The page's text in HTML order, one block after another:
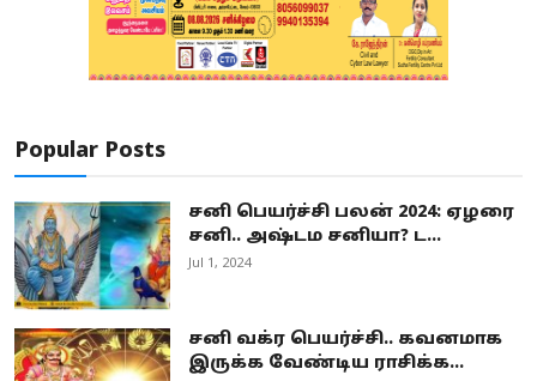
Popular Posts
சனி பெயர்ச்சி பலன் 2024: ஏழரை
சனி.. அஷ்டம சனியா? ட...
Jul 1, 2024
சனி வக்ர பெயர்ச்சி.. கவனமாக
இருக்க வேண்டிய ராசிக்க...